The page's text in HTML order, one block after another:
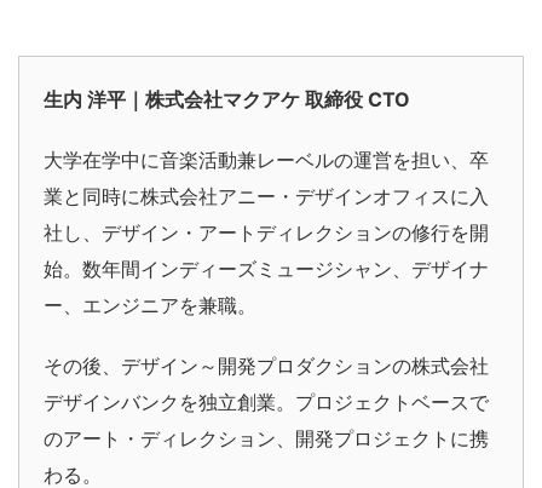
生内 洋平｜株式会社マクアケ 取締役 CTO
大学在学中に音楽活動兼レーベルの運営を担い、卒
業と同時に株式会社アニー・デザインオフィスに入
社し、デザイン・アートディレクションの修行を開
始。数年間インディーズミュージシャン、デザイナ
ー、エンジニアを兼職。
その後、デザイン～開発プロダクションの株式会社
デザインバンクを独立創業。プロジェクトベースで
のアート・ディレクション、開発プロジェクトに携
わる。